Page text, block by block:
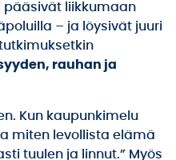
pääsivät liikkumaan
– ja löysivät juuri
rauhan ja
Kun kaupunkimelu
miten levollista elämä
tuulen ja linnut.” Myös